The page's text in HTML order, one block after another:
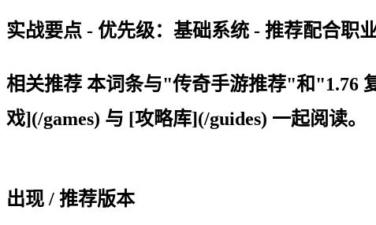
实战要点 - 优先级：基础系统 - 推荐配合职
相关推荐 本词条与"传奇手游推荐"和"1.76
戏](/games) 与 [攻略库](/guides) 一起阅读。
出现 / 推荐版本